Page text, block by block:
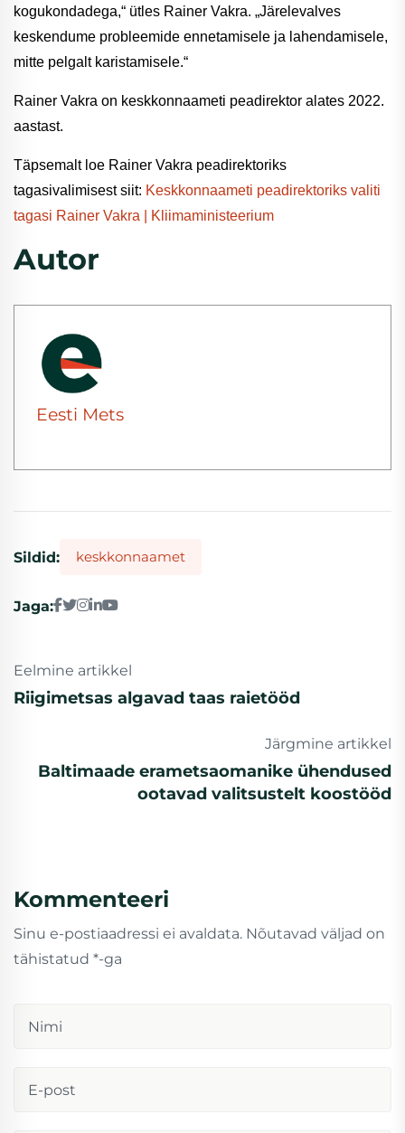
kogukondadega,“ ütles Rainer Vakra. „Järelevalves
keskendume probleemide ennetamisele ja lahendamisele,
mitte pelgalt karistamisele.“
Rainer Vakra on keskkonnaameti peadirektor alates 2022.
aastast.
Täpsemalt loe Rainer Vakra peadirektoriks
tagasivalimisest siit: Keskkonnaameti peadirektoriks valiti
tagasi Rainer Vakra | Kliimaministeerium
Autor
Eesti Mets
Sildid: keskkonnaamet
Jaga:
Eelmine artikkel
Riigimetsas algavad taas raietööd
Järgmine artikkel
Baltimaade erametsaomanike ühendused
ootavad valitsustelt koostööd
Kommenteeri
Sinu e-postiaadressi ei avaldata. Nõutavad väljad on
tähistatud *-ga